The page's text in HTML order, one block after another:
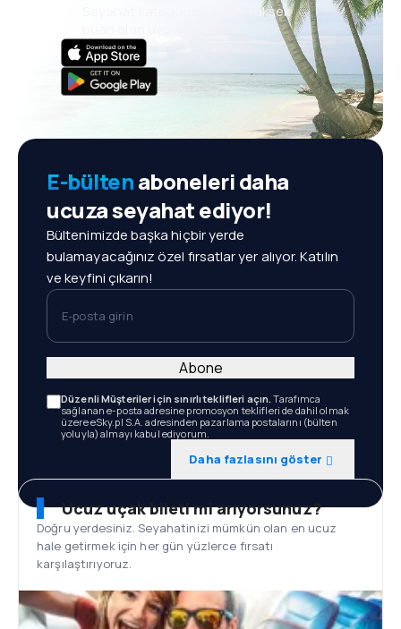
Seyahat kategorisinde en yüksek
E-bültenaboneleri daha
ucuza seyahat ediyor!
Bültenimizde başka hiçbir yerde
bulamayacağınız özel fırsatlar yer alıyor. Katılın
ve keyfini çıkarın!
E-posta girin
Düzenli Müşteriler için sınırlı teklifleri açın. Tarafımca
sağlanan e-posta adresine promosyon teklifleri de dahil olmak
üzere eSky.pl S.A. adresinden pazarlama postalarını (bülten
yoluyla) almayı kabul ediyorum.
Daha fazlasını göster
Abone
Ucuz uçak bileti mi arıyorsunuz?
Doğru yerdesiniz. Seyahatinizi mümkün olan en ucuz
hale getirmek için her gün yüzlerce fırsatı
karşılaştırıyoruz.